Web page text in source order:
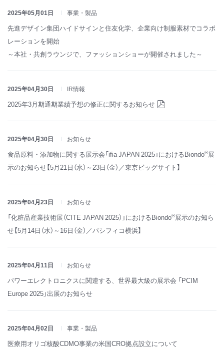
2025年05月01日 事業・製品
先進デザイン集団ハイドサインと住友化学、企業向け制服素材でコラボ
レーションを開始
～本社・共創ラウンジで、ファッションショーが開催されました～
2025年04月30日 IR情報
2025年3月期通期業績予想の修正に関するお知らせ
2025年04月30日 お知らせ
食品原料・添加物に関する展示会「ifia JAPAN 2025」におけるBiondo®展
示のお知らせ【5月21日（水）～23日（金）／東京ビッグサイト】
2025年04月23日 お知らせ
「化粧品産業技術展（CITE JAPAN 2025）」におけるBiondo®展示のお知ら
せ【5月14日（水）～16日（金）／パシフィコ横浜】
2025年04月11日 お知らせ
パワーエレクトロニクスに関連する、世界最大級の展示会 「PCIM
Europe 2025」出展のお知らせ
2025年04月02日 事業・製品
医療用オリゴ核酸CDMO事業の米国CRO拠点設立について